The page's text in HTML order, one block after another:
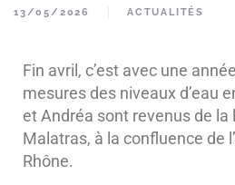
13/05/2026 ACTUALITÉS
Fin avril, c’est avec une
mesures des niveaux d’eau
et Andréa sont revenus de la
Malatras, à la confluence de
Rhône.